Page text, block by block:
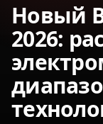
Новый
2026: